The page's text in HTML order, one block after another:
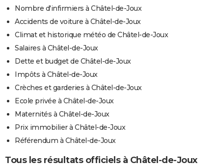
Nombre d'infirmiers à Châtel-de-Joux
Accidents de voiture à Châtel-de-Joux
Climat et historique météo de Châtel-de-Joux
Salaires à Châtel-de-Joux
Dette et budget de Châtel-de-Joux
Impôts à Châtel-de-Joux
Crèches et garderies à Châtel-de-Joux
Ecole privée à Châtel-de-Joux
Maternités à Châtel-de-Joux
Prix immobilier à Châtel-de-Joux
Référendum à Châtel-de-Joux
Tous les résultats officiels à Châtel-de-Joux